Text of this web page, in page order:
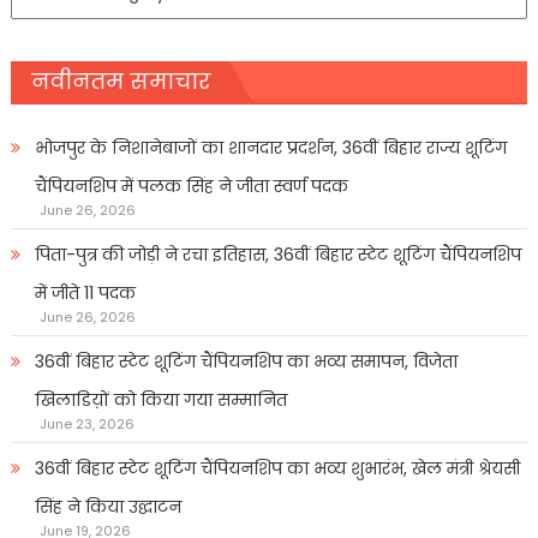
नवीनतम समाचार
भोजपुर के निशानेबाजों का शानदार प्रदर्शन, 36वीं बिहार राज्य शूटिंग
चैंपियनशिप में पलक सिंह ने जीता स्वर्ण पदक
June 26, 2026
पिता-पुत्र की जोड़ी ने रचा इतिहास, 36वीं बिहार स्टेट शूटिंग चैंपियनशिप
में जीते 11 पदक
June 26, 2026
36वीं बिहार स्टेट शूटिंग चैंपियनशिप का भव्य समापन, विजेता
खिलाडिय़ों को किया गया सम्मानित
June 23, 2026
36वीं बिहार स्टेट शूटिंग चैंपियनशिप का भव्य शुभारंभ, खेल मंत्री श्रेयसी
सिंह ने किया उद्घाटन
June 19, 2026